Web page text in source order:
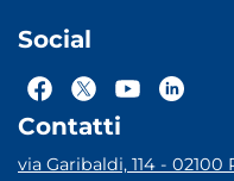
Social
Contatti
via Garibaldi, 114 - 02100